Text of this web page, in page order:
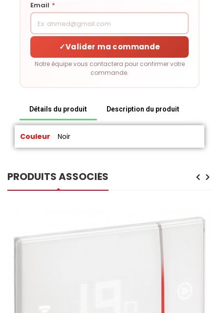
Email *
✓Valider ma commande
Notre équipe vous contactera pour confirmer votre
commande.
Détails du produit Description du produit
Couleur Noir
PRODUITS ASSOCIÉS